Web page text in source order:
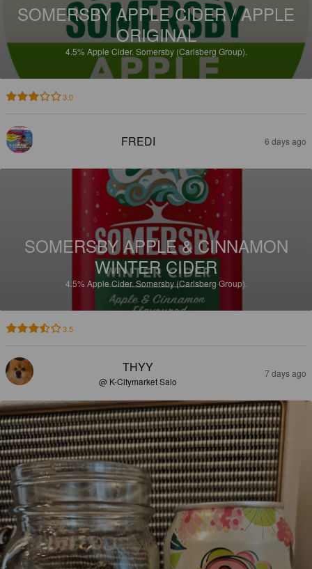
SOMERSBY APPLE CIDER / APPLE
ORIGINAL
4.5%Apple Cider. Somersby (Carlsberg Group).
3.0
FREDI 6 days ago
SOMERSBY APPLE & CINNAMON
WINTER CIDER
4.5% Apple Cider.Somersby (Carlsberg Group).
3.5
THYY
@ K-Citymarket Salo
7 days ago